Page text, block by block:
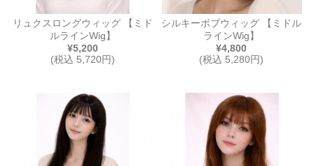
リュクスロングウィッグ 【ミド
ルラインWig】
¥5,200
(税込 5,720円)
シルキーボブウィッグ 【ミドル
ラインWig】
¥4,800
(税込 5,280円)